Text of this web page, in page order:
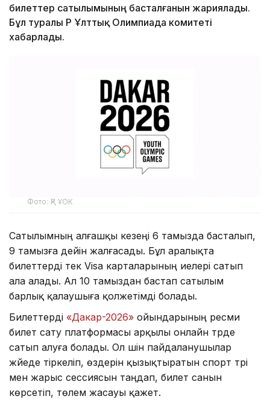
билеттер сатылымының басталғанын жариялады.
Бұл туралы ҚР Ұлттық Олимпиада комитеті
хабарлады.
Фото: ҚР ҰОК
Сатылымның алғашқы кезеңі 6 тамызда басталып,
9 тамызға дейін жалғасады. Бұл аралықта
билеттерді тек Visa карталарының иелері сатып
ала алады. Ал 10 тамыздан бастап сатылым
барлық қалаушыға қолжетімді болады.
Билеттерді «Дакар-2026» ойындарының ресми
билет сату платформасы арқылы онлайн түрде
сатып алуға болады. Ол үшін пайдаланушылар
жүйеде тіркеліп, өздерін қызықтыратын спорт түрі
мен жарыс сессиясын таңдап, билет санын
көрсетіп, төлем жасауы қажет.